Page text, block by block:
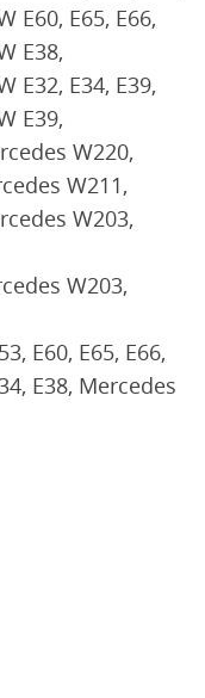
E60, E65, E66,
E38,
E32, E34, E39,
E39,
W220,
W211,
W203,
W203,
E60, E65, E66,
E38, Mercedes